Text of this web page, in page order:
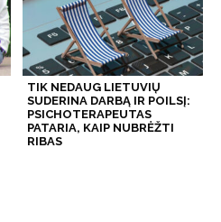
TIK NEDAUG LIETUVIŲ
SUDERINA DARBĄ IR POILSĮ:
PSICHOTERAPEUTAS
PATARIA, KAIP NUBRĖŽTI
RIBAS